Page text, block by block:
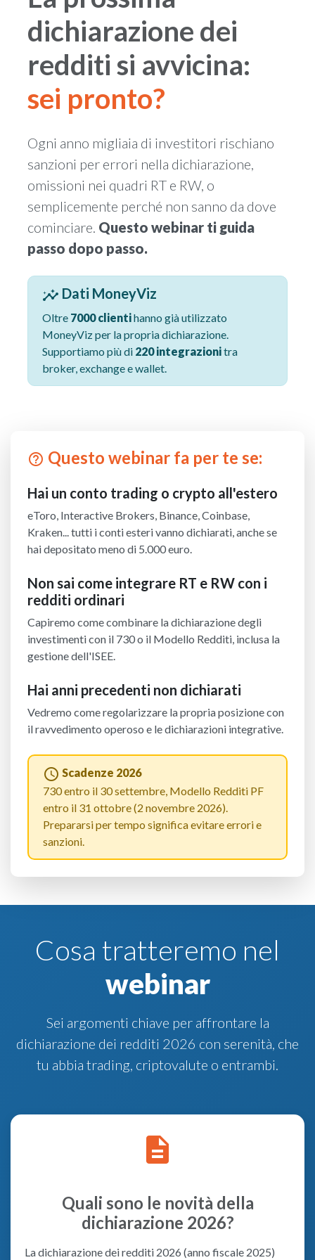
dichiarazione dei
redditi si avvicina:
sei pronto?
Ogni anno migliaia di investitori rischiano
sanzioni per errori nella dichiarazione,
omissioni nei quadri RT e RW, o
semplicemente perché non sanno da dove
cominciare. Questo webinar ti guida
passo dopo passo.
insights Dati MoneyViz
Oltre 7000 clientihanno già utilizzato
MoneyViz per la propria dichiarazione.
Supportiamo più di 220 integrazionitra
broker, exchange e wallet.
help_outline Questo webinar fa per te se:
Hai un conto trading o crypto all'estero
eToro, Interactive Brokers, Binance, Coinbase,
Kraken... tutti i conti esteri vanno dichiarati, anche se
hai depositato meno di 5.000 euro.
Non sai come integrare RT e RW con i
redditi ordinari
Capiremo come combinare la dichiarazione degli
investimenti con il 730 o il Modello Redditi, inclusa la
gestione dell'ISEE.
Hai anni precedenti non dichiarati
Vedremo come regolarizzare la propria posizione con
il ravvedimento operoso e le dichiarazioni integrative.
schedule Scadenze 2026
730 entro il 30 settembre, Modello Redditi PF
entro il 31 ottobre (2 novembre 2026).
Prepararsi per tempo significa evitare errori e
sanzioni.
Cosa tratteremo nel
webinar
Sei argomenti chiave per affrontare la
dichiarazione dei redditi 2026 con serenità, che
tu abbia trading, criptovalute o entrambi.
description
Quali sono le novità della
dichiarazione 2026?
La dichiarazione dei redditi 2026 (anno fiscale 2025)
Inizia Chat
Hai già un account?Accedi